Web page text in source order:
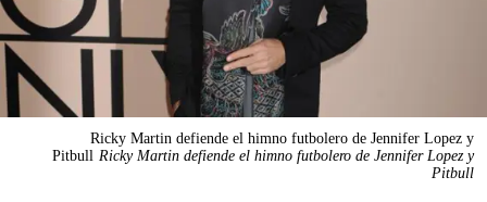
Ricky Martin defiende el himno futbolero de Jennifer Lopez y
Pitbull Ricky Martin defiende el himno futbolero de Jennifer Lopez y
Pitbull